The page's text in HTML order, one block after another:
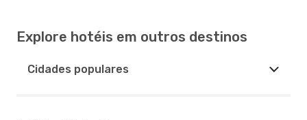
Explore hotéis em outros destinos
Cidades populares